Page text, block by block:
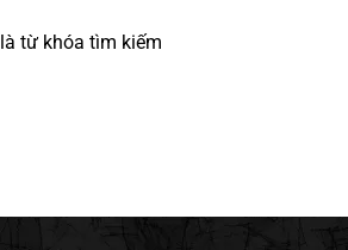
là từ khóa tìm kiếm